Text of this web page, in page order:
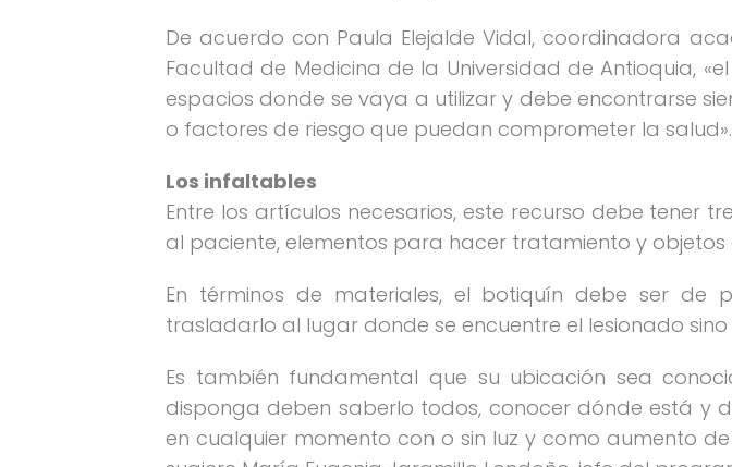
De acuerdo con Paula Elejalde Vidal, coordinadora
Facultad de Medicina de la Universidad de Antioquia,
espacios donde se vaya a utilizar y debe encontrarse
o factores de riesgo que puedan comprometer la salud».
Los infaltables
Entre los artículos necesarios, este recurso debe tener
al paciente, elementos para hacer tratamiento y objetos
En términos de materiales, el botiquín debe ser
trasladarlo al lugar donde se encuentre el lesionado
Es también fundamental que su ubicación sea
disponga deben saberlo todos, conocer dónde está y
en cualquier momento con o sin luz y como aumento